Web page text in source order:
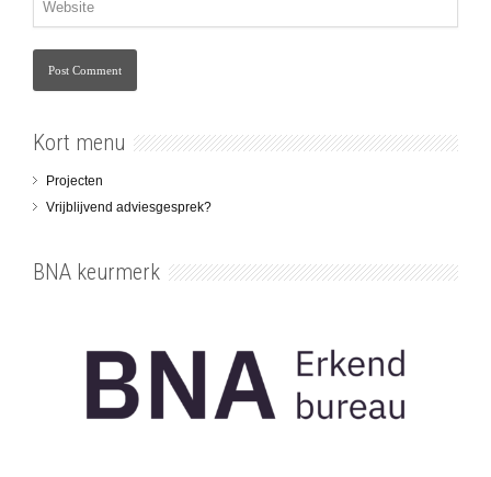
Kort menu
Projecten
Vrijblijvend adviesgesprek?
BNA keurmerk